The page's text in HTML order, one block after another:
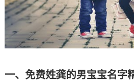
一、免费姓龚的男宝宝名字